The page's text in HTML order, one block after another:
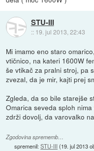
STU-III
:: 19. jul 2013, 22:43
Mi imamo eno staro
vtičnico, na kateri 1600W
še vtikač za pralni stroj, pa
zvezal, da je mir, kajti prej
Zgleda, da so bile starejše
Omarica seveda sploh
zdrži dovolj, da varovalko
Zgodovina sprememb…
spremenil:STU-III (19. jul 2013